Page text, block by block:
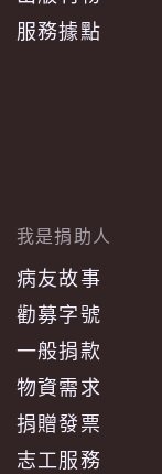
服務據點
我是捐助人
病友故事
勸募字號
一般捐款
物資需求
捐贈發票
志工服務